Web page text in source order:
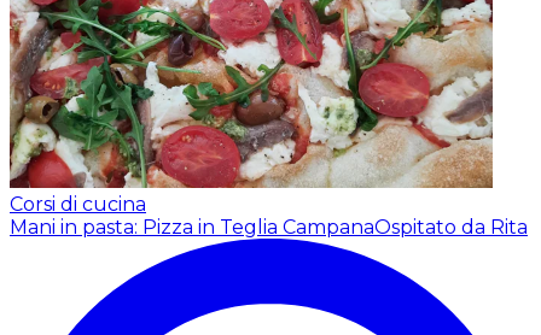
Corsi di cucina
Mani in pasta: Pizza in Teglia CampanaOspitato da Rita